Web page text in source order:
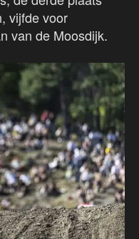
vijfde voor
van de Moosdijk.